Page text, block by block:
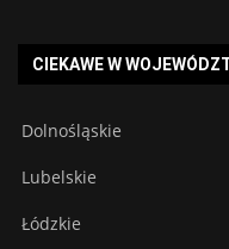
CIEKAWE W
Dolnośląskie
Lubelskie
Łódzkie